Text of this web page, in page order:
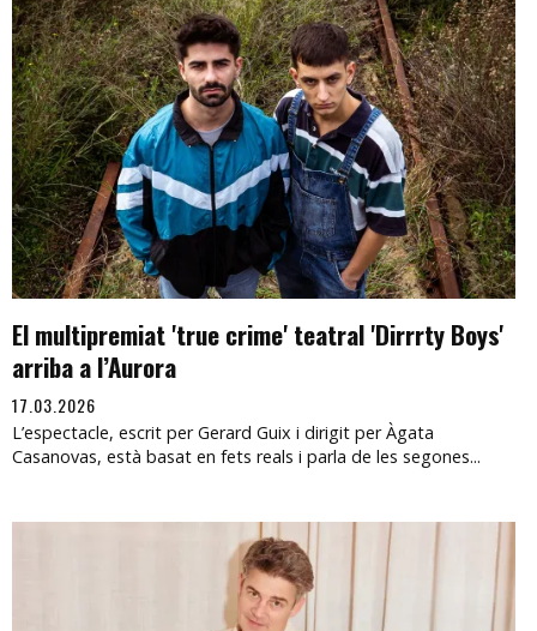
El multipremiat 'true crime' teatral 'Dirrrty Boys'
arriba a l’Aurora
17.03.2026
L’espectacle, escrit per Gerard Guix i dirigit per Àgata
Casanovas, està basat en fets reals i parla de les segones...